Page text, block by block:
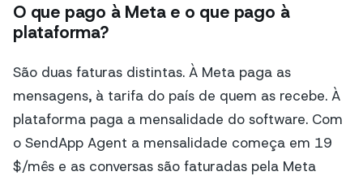
O que pago à Meta e o que pago à
plataforma?
São duas faturas distintas. À Meta paga as
mensagens, à tarifa do país de quem as recebe. À
plataforma paga a mensalidade do software. Com
o SendApp Agent a mensalidade começa em 19
$/mês e as conversas são faturadas pela Meta